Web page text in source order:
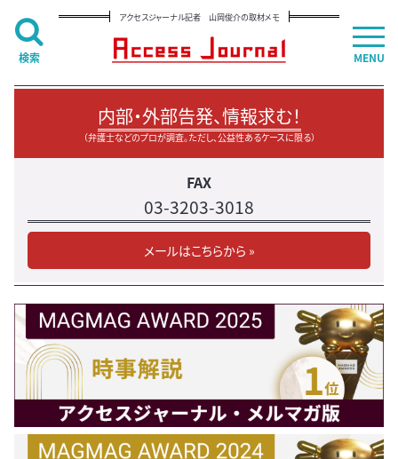
アクセスジャーナル記者 山岡俊介の取材メモ
内部・外部告発、情報求む！
（弁護士などのプロが調査。ただし、公益性あるケースに限る）
FAX
03-3203-3018
メールはこちらから »
MENU
検索